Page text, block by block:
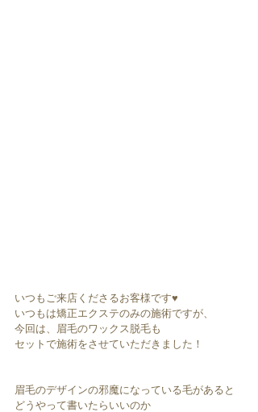
いつもご来店くださるお客様です♥︎︎
いつもは矯正エクステのみの施術ですが、
今回は、眉毛のワックス脱毛も
セットで施術をさせていただきました！
眉毛のデザインの邪魔になっている毛があると
どうやって書いたらいいのか